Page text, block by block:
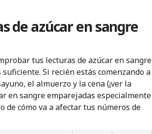
de azúcar en sangre
tus lecturas de azúcar en sangre
Si recién estás comenzando a
el almuerzo y la cena (¡ver la
en sangre emparejadas especialmente
de cómo va a afectar tus números de